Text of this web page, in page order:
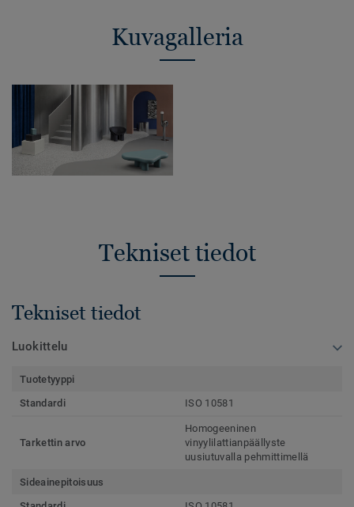
Kuvagalleria
Tekniset tiedot
Tekniset tiedot
Luokittelu
Tuotetyyppi
Standardi
ISO 10581
Tarkettin arvo
Homogeeninen
vinyylilattianpäällyste
uusiutuvalla pehmittimellä
Sideainepitoisuus